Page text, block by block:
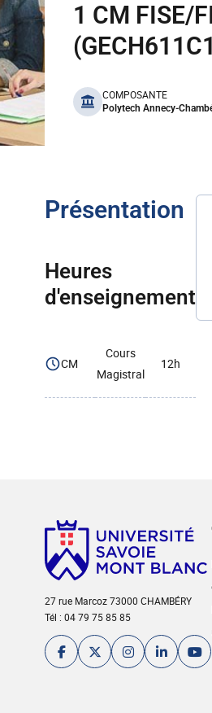
1 CM FISE/
benefits
COMPOSANTE
Polytech Annecy-
Présentation
Heures
d'enseignement
CM
Cours
Magistral
12h
27 rue Marcoz 73000 CHAMBÉRY
Tél : 04 79 75 85 85